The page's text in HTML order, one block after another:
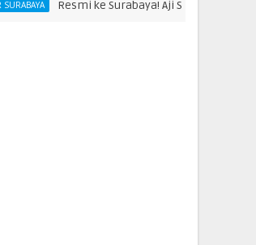
Resmi ke Surabaya! Aji Santoso Punya Misi